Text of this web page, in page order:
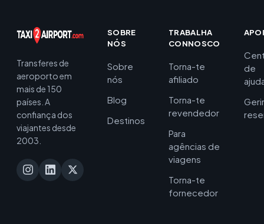
Transferes de
aeroporto em
mais de 150
países. A
confiança dos
viajantes desde
2003.
SOBRE
NÓS
Sobre
nós
Blog
Destinos
TRABALHA
CONNOSCO
Torna-te
afiliado
Torna-te
revendedor
Para
agências de
viagens
Torna-te
fornecedor
de
Gerir